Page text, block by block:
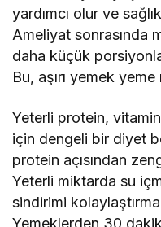
yardımcı olur ve
Ameliyat sonrasında
daha küçük
Bu, aşırı yemek yeme
Yeterli protein, vitamin
için dengeli bir diyet
protein açısından
Yeterli miktarda su
sindirimi
Yemeklerden 30